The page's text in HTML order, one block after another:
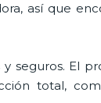
así que
seguros. El
total,